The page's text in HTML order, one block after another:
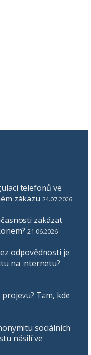
telefonů ve
zákazu 24.07.2026
zakázat
21.06.2026
odpovědnosti je
na internetu?
Tam, kde
sociálních
násilí ve